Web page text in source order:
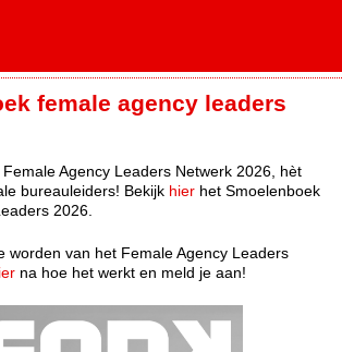
female agency leaders
Agency Leaders Netwerk 2026, hèt
bureauleiders! Bekijk hier het Smoelenboek
2026.
worden van het Female Agency Leaders
na hoe het werkt en meld je aan!